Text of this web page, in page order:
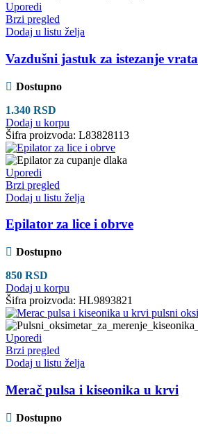
Uporedi
Brzi pregled
Dodaj u listu želja
Vazdušni jastuk za istezanje vrata
Dostupno
1.340 RSD
Dodaj u korpu
Šifra proizvoda: L83828113
Uporedi
Brzi pregled
Dodaj u listu želja
Epilator za lice i obrve
Dostupno
850 RSD
Dodaj u korpu
Šifra proizvoda: HL9893821
Uporedi
Brzi pregled
Dodaj u listu želja
Merač pulsa i kiseonika u krvi
Dostupno